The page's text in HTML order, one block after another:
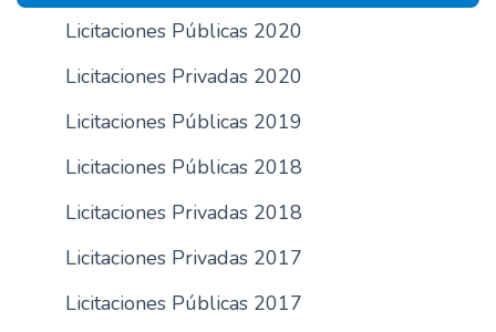
Licitaciones Públicas 2020
Licitaciones Privadas 2020
Licitaciones Públicas 2019
Licitaciones Públicas 2018
Licitaciones Privadas 2018
Licitaciones Privadas 2017
Licitaciones Públicas 2017